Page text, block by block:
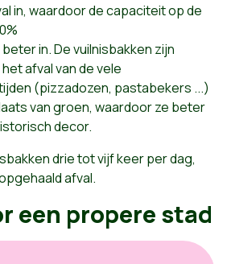
in, waardoor de capaciteit op de
in. De vuilnisbakken zijn
afval van de vele
(pizzadozen, pastabekers ...)
van groen, waardoor ze beter
decor.
drie tot vijf keer per dag,
afval.
een propere stad